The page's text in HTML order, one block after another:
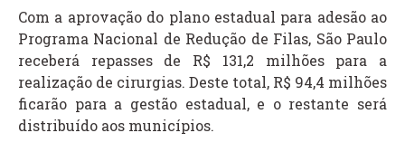
Com a aprovação do plano estadual para adesão ao
Programa Nacional de Redução de Filas, São Paulo
receberá repasses de R$ 131,2 milhões para a
realização de cirurgias. Deste total, R$ 94,4 milhões
ficarão para a gestão estadual, e o restante será
distribuído aos municípios.